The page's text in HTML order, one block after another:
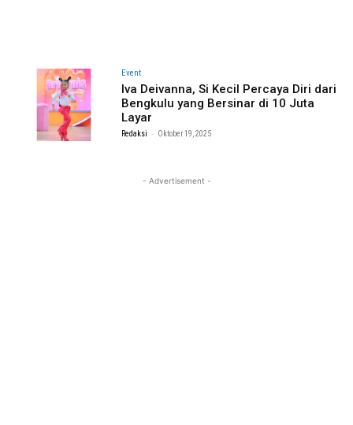
Event
Iva Deivanna, Si Kecil Percaya Diri dari
Bengkulu yang Bersinar di 10 Juta
Layar
Redaksi - Oktober 19, 2025
- Advertisement -